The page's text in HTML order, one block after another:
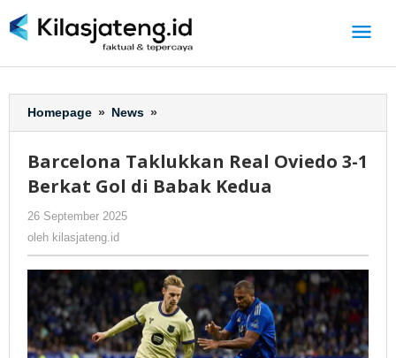
ke
Homepage » News »
Taklukkan
Oviedo
3-
di
Babak
Kedua
Barcelona Taklukkan Real Oviedo 3-1
Berkat Gol di Babak Kedua
26 September 2025
oleh kilasjateng.id